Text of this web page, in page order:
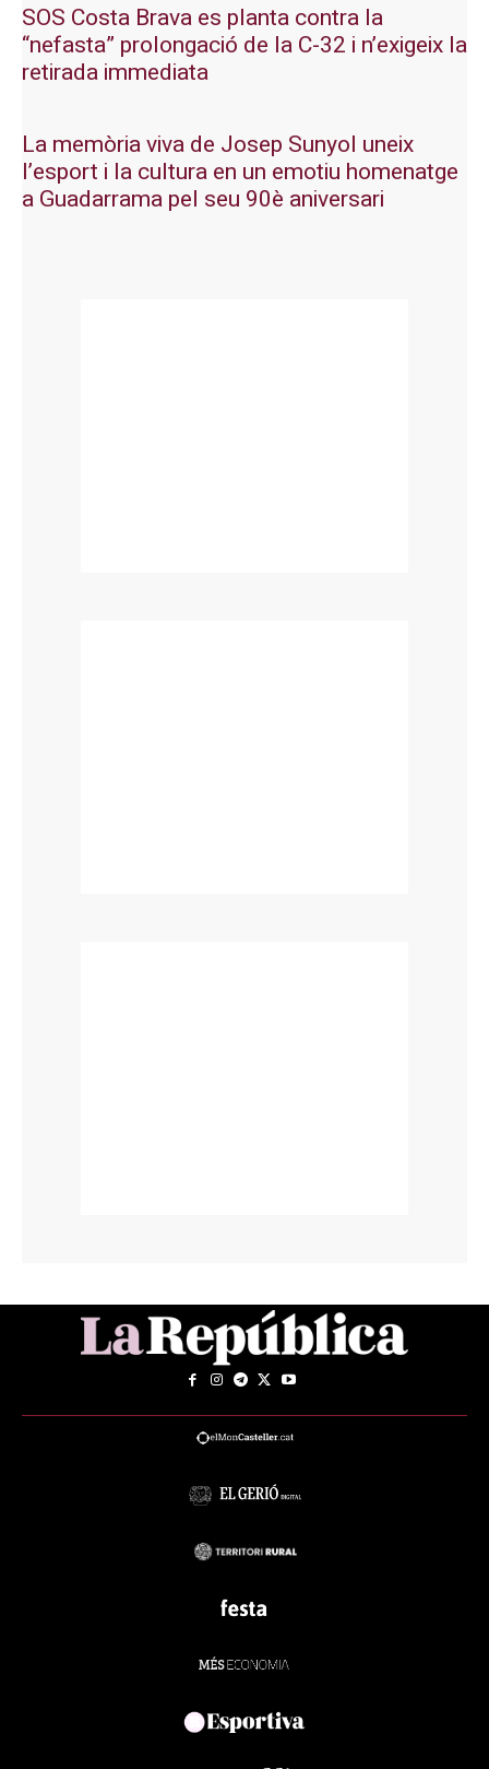
SOS Costa Brava es planta contra la
“nefasta” prolongació de la C-32 i n’exigeix la
retirada immediata
La memòria viva de Josep Sunyol uneix
l’esport i la cultura en un emotiu homenatge
a Guadarrama pel seu 90è aniversari